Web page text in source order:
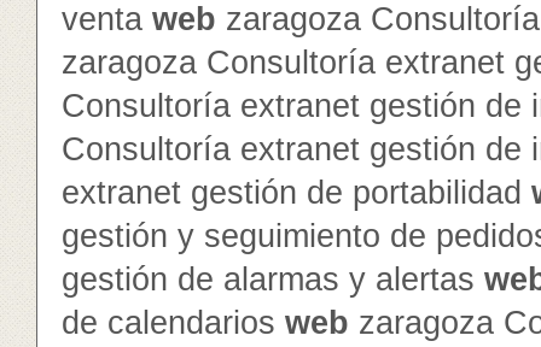
venta web zaragoza
zaragoza Consultoría extranet
Consultoría extranet gestión de
Consultoría extranet gestión de
extranet gestión de portabilidad
gestión y seguimiento de
gestión de alarmas y alertas
de calendarios web zaragoza